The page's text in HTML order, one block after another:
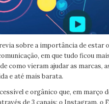
sobre a importância de estar
em que tudo ficou
como vieram ajudar as marcas,
e até mais barata.
e orgânico que, em março
de 3 canais: o Instagram, o